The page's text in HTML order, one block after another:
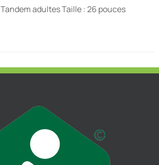
Tandem adultes Taille : 26 pouces